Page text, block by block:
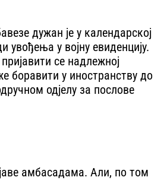
дужан је у календарској
увођења у војну евиденцију.
се надлежној
боравити у иностранству до
одјелу за послове
амбасадама. Али, по том